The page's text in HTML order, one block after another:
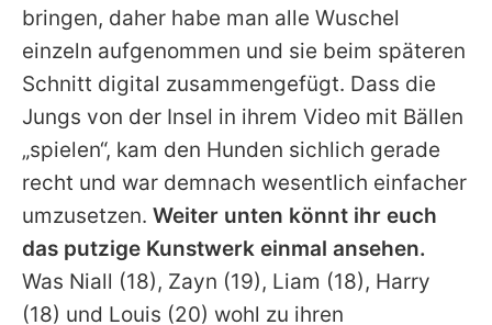
bringen, daher habe man alle Wuschel
einzeln aufgenommen und sie beim späteren
Schnitt digital zusammengefügt. Dass die
Jungs von der Insel in ihrem Video mit Bällen
„spielen“, kam den Hunden sichlich gerade
recht und war demnach wesentlich einfacher
umzusetzen. Weiter unten könnt ihr euch
das putzige Kunstwerk einmal ansehen.
Was Niall (18), Zayn (19), Liam (18), Harry
(18) und Louis (20) wohl zu ihren